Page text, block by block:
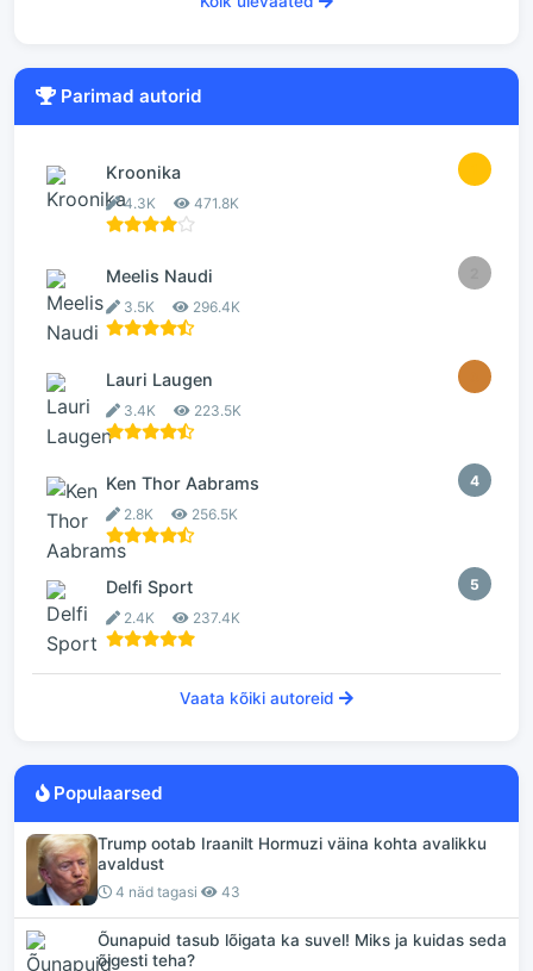
Parimad autorid
Kroonika
4.3K 471.8K
Meelis Naudi
3.5K 296.4K
Lauri Laugen
3.4K 223.5K
4
Ken Thor Aabrams
2.8K 256.5K
5
Delfi Sport
2.4K 237.4K
Vaata kõiki autoreid
Populaarsed
Trump ootab Iraanilt Hormuzi väina kohta avalikku
avaldust
4 näd tagasi 43
Õunapuid tasub lõigata ka suvel! Miks ja kuidas seda
õigesti teha?